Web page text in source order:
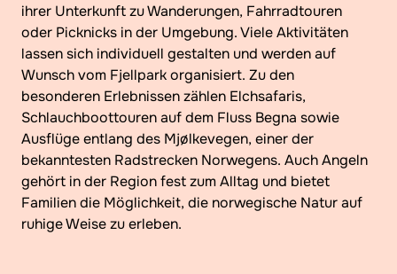
ihrer Unterkunft zu Wanderungen, Fahrradtouren
oder Picknicks in der Umgebung. Viele Aktivitäten
lassen sich individuell gestalten und werden auf
Wunsch vom Fjellpark organisiert. Zu den
besonderen Erlebnissen zählen Elchsafaris,
Schlauchboottouren auf dem Fluss Begna sowie
Ausflüge entlang des Mjølkevegen, einer der
bekanntesten Radstrecken Norwegens. Auch Angeln
gehört in der Region fest zum Alltag und bietet
Familien die Möglichkeit, die norwegische Natur auf
ruhige Weise zu erleben.